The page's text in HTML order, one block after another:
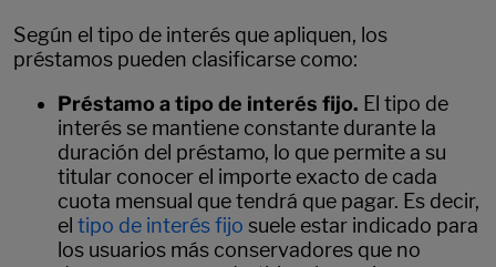
Según el tipo de interés que apliquen, los
préstamos pueden clasificarse como:
Préstamo a tipo de interés fijo. El tipo de
interés se mantiene constante durante la
duración del préstamo, lo que permite a su
titular conocer el importe exacto de cada
cuota mensual que tendrá que pagar. Es decir,
el tipo de interés fijo suele estar indicado para
los usuarios más conservadores que no